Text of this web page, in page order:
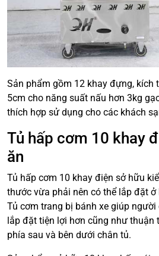
Sản phẩm gồm 12 khay đựng, kích
5cm cho năng suất nấu hơn 3kg
thích hợp sử dụng cho các khách
Tủ hấp cơm 10 khay
ăn
Tủ hấp cơm 10 khay điện sở hữu
thước vừa phải nên có thể lắp đặt
Tủ cơm trang bị bánh xe giúp người
lắp đặt tiện lợi hơn cũng như thuận
phía sau và bên dưới chân tủ.